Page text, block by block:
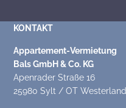
KONTAKT
Appartement-Vermietung
Bals GmbH & Co. KG
Apenrader Straße 16
25980 Sylt / OT Westerland